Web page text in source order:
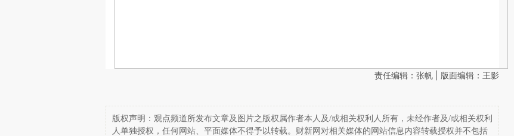
责任编辑：张帆 | 版面编辑：王影
版权声明：观点频道所发布文章及图片之版权属作者本人及/或相关权利人所有，未经作者及/或相关权利
人单独授权，任何网站、平面媒体不得予以转载。财新网对相关媒体的网站信息内容转载授权并不包括